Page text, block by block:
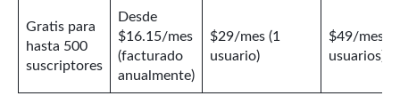
Gratis para
hasta 500
suscriptores
Desde
$16.15/mes
(facturado
anualmente)
$29/mes (1
usuario)
$49/mes (3
usuarios)